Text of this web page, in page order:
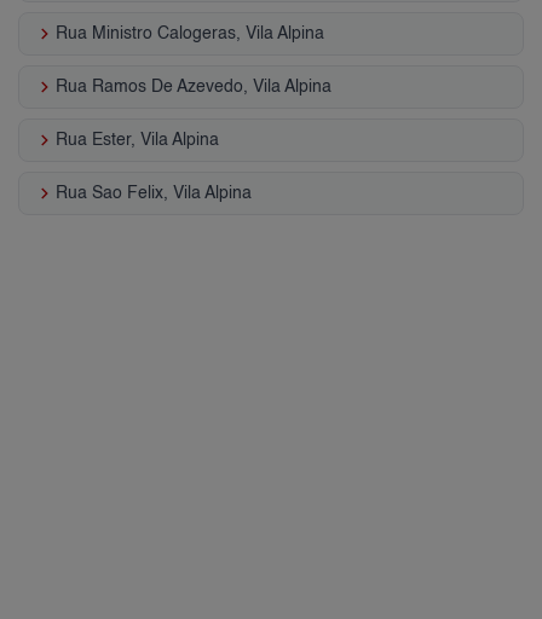
keyboard_arrow_right Rua Ministro Calogeras, Vila Alpina
keyboard_arrow_right Rua Ramos De Azevedo, Vila Alpina
keyboard_arrow_right Rua Ester, Vila Alpina
keyboard_arrow_right Rua Sao Felix, Vila Alpina